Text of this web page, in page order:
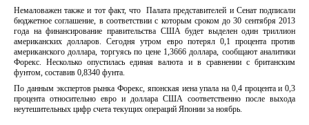
Немаловажен также и тот факт, что Палата представителей и Сенат подписали
бюджетное соглашение, в соответствии с которым сроком до 30 сентября 2013
года на финансирование правительства США будет выделен один триллион
американских долларов. Сегодня утром евро потерял 0,1 процента против
американского доллара, торгуясь по цене 1,3666 доллара, сообщают аналитики
Форекс. Несколько опустилась единая валюта и в сравнении с британским
фунтом, составив 0,8340 фунта.
По данным экспертов рынка Форекс, японская иена упала на 0,4 процента и 0,3
процента относительно евро и доллара США соответственно после выхода
неутешительных цифр счета текущих операций Японии за ноябрь.